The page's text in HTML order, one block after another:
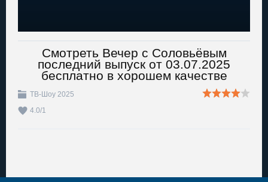
Смотреть Вечер с Соловьёвым
последний выпуск от 03.07.2025
бесплатно в хорошем качестве
ТВ-Шоу 2025
4.0/1